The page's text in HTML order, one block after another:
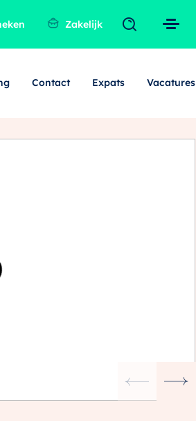
Zakelijk
Contact Expats Vacatures